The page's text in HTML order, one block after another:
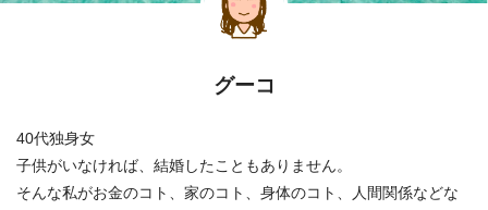
グーコ
40代独身女
子供がいなければ、結婚したこともありません。
そんな私がお金のコト、家のコト、身体のコト、人間関係などな